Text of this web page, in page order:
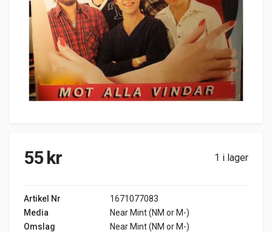
55kr 1 i lager
Artikel Nr
1671077083
Media
Near Mint (NM or M-)
Omslag
Near Mint (NM or M-)